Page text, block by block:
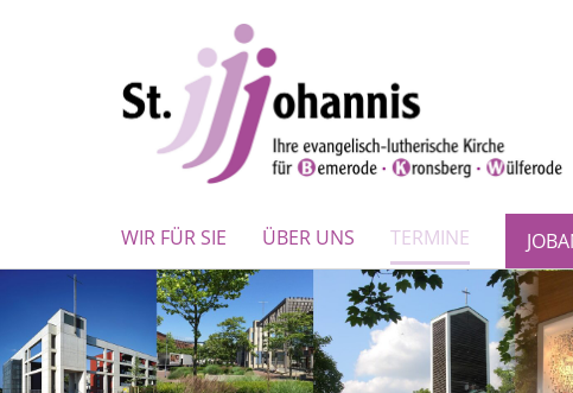
WIR FÜR SIE ÜBER UNS TERMINE